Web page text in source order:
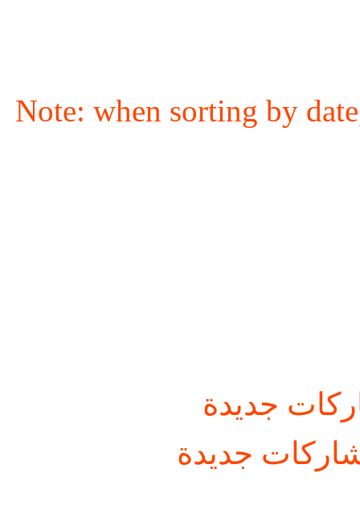
Note: when sorting by
جديدة
جديدة